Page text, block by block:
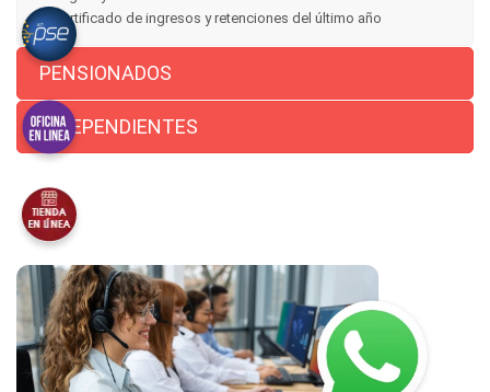
8. Certificado de ingresos y retenciones del último año
PENSIONADOS
INDEPENDIENTES